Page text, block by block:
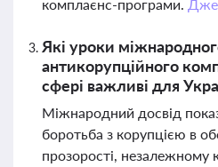
комплаєнс-програми.
Які уроки
антикорупційного
сфері важливі для
Міжнародний досвід
боротьба з корупцією в
прозорості, незалежному